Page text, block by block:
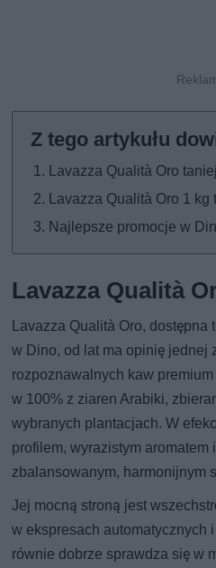
Lavazza Qualità Oro
Lavazza Qualità Oro 1 kg
Najlepsze promocje w
Lavazza Qualità
Lavazza Qualità Oro, dostępna
w Dino, od lat ma opinię jednej
rozpoznawalnych kaw
w 100% z ziaren Arabiki,
wybranych plantacjach. W
profilem, wyrazistym aromatem
zbalansowanym, harmonijnym
Jej mocną stroną jest
w ekspresach automatycznych
równie dobrze sprawdza się w